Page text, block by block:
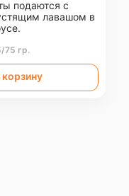
подаются с
лавашом в
75 гр.
корзину